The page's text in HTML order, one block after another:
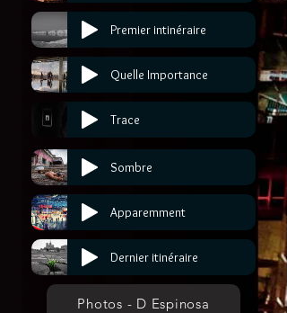
Premier intinéraire
Quelle Importance
Trace
Sombre
Apparemment
Dernier itinéraire
Photos - D Espinosa